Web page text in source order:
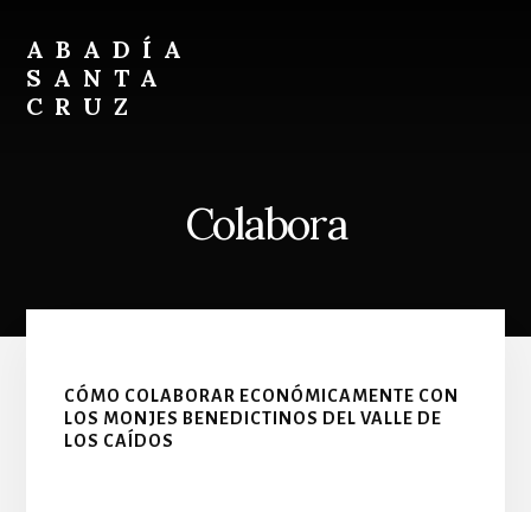
content
footer
ABADÍA
SANTA
CRUZ
Colabora
CÓMO COLABORAR ECONÓMICAMENTE CON
LOS MONJES BENEDICTINOS DEL VALLE DE
LOS CAÍDOS